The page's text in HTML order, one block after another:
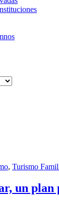
, Turismo
un plan